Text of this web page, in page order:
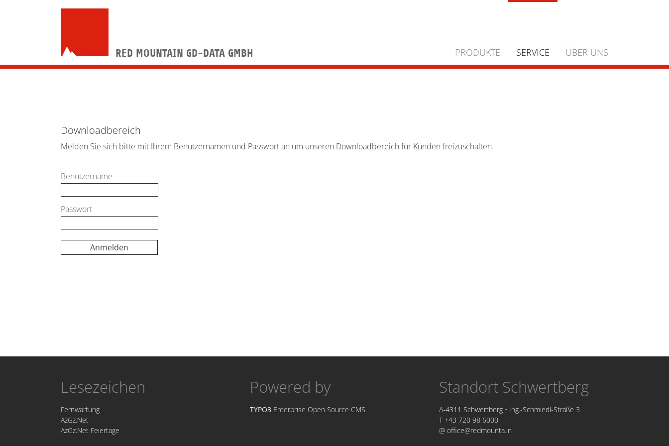
RED MOUNTAIN GD-DATA GMBH PRODUKTE SERVICE ÜBER UNS
Downloadbereich
Melden Sie sich bitte mit Ihrem Benutzernamen und Passwort an um unseren Downloadbereich für Kunden freizuschalten.
Benutzername
Passwort
Lesezeichen
Fernwartung
AzGz.Net
AzGz.Net Feiertage
Powered by
TYPO3 Enterprise Open Source CMS
Standort Schwertberg
A-4311 Schwertberg • Ing.-Schmiedl-Straße 3
T +43 720 98 6000
@ office@redmounta.in